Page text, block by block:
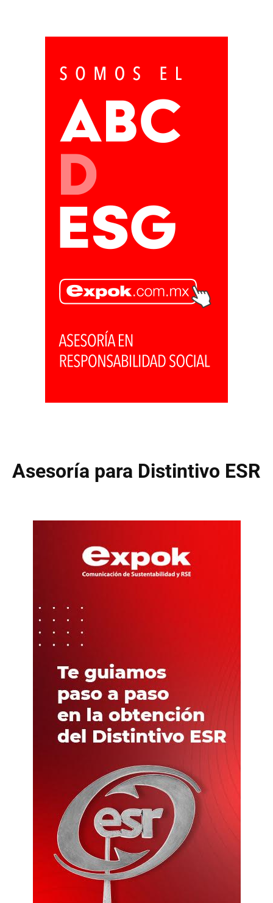
Asesoría para Distintivo ESR